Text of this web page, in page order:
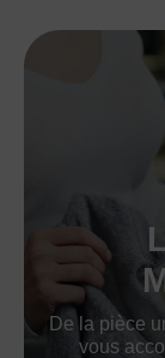
De la pièce
vous